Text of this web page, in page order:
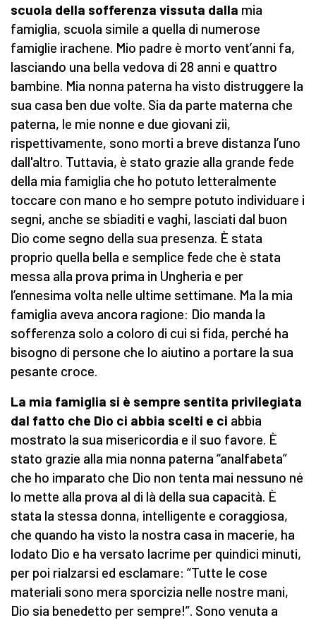
scuola della sofferenza vissuta dalla mia
famiglia, scuola simile a quella di numerose
famiglie irachene. Mio padre è morto vent’anni fa,
lasciando una bella vedova di 28 anni e quattro
bambine. Mia nonna paterna ha visto distruggere la
sua casa ben due volte. Sia da parte materna che
paterna, le mie nonne e due giovani zii,
rispettivamente, sono morti a breve distanza l’uno
dall'altro. Tuttavia, è stato grazie alla grande fede
della mia famiglia che ho potuto letteralmente
toccare con mano e ho sempre potuto individuare i
segni, anche se sbiaditi e vaghi, lasciati dal buon
Dio come segno della sua presenza. È stata
proprio quella bella e semplice fede che è stata
messa alla prova prima in Ungheria e per
l’ennesima volta nelle ultime settimane. Ma la mia
famiglia aveva ancora ragione: Dio manda la
sofferenza solo a coloro di cui si fida, perché ha
bisogno di persone che lo aiutino a portare la sua
pesante croce.
La mia famiglia si è sempre sentita privilegiata
dal fatto che Dio ci abbia scelti e ci abbia
mostrato la sua misericordia e il suo favore. È
stato grazie alla mia nonna paterna “analfabeta”
che ho imparato che Dio non tenta mai nessuno né
lo mette alla prova al di là della sua capacità. È
stata la stessa donna, intelligente e coraggiosa,
che quando ha visto la nostra casa in macerie, ha
lodato Dio e ha versato lacrime per quindici minuti,
per poi rialzarsi ed esclamare: “Tutte le cose
materiali sono mera sporcizia nelle nostre mani,
Dio sia benedetto per sempre!”. Sono venuta a